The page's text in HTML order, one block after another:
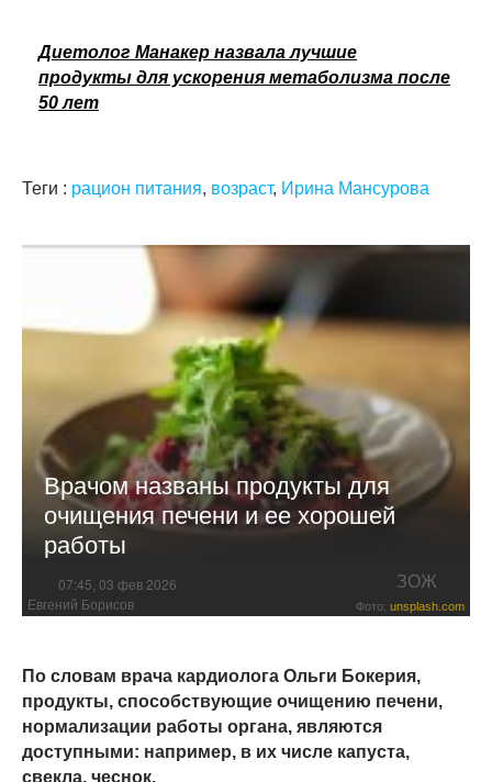
Диетолог Манакер назвала лучшие
продукты для ускорения метаболизма после
50 лет
Теги : рацион питания, возраст, Ирина Мансурова
Врачом названы продукты для
очищения печени и ее хорошей
работы
07:45, 03 фев 2026 ЗОЖ
Евгений Борисов Фото: unsplash.com
По словам врача кардиолога Ольги Бокерия,
продукты, способствующие очищению печени,
нормализации работы органа, являются
доступными: например, в их числе капуста,
свекла, чеснок.